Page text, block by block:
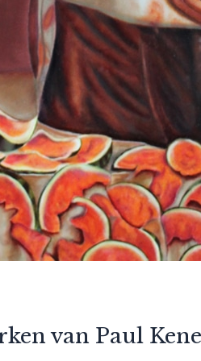
van Paul